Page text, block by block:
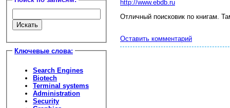
Ключевые слова:
Search Engines
Biotech
Terminal systems
Administration
Security
http://www.ebdb.ru
Отличный поисковик по книгам.
Оставить комментарий